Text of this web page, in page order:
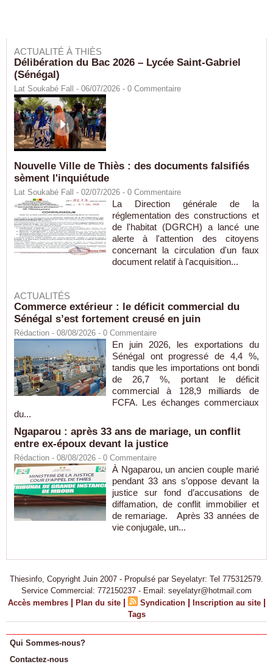
ACTUALITÉ À THIÈS
Délibération du Bac 2026 – Lycée Saint-Gabriel
(Sénégal)
Lat Soukabé Fall - 06/07/2026 - 0 Commentaire
Nouvelle Ville de Thiès : des documents falsifiés
sèment l'inquiétude
Lat Soukabé Fall - 02/07/2026 - 0 Commentaire
La Direction générale de la
réglementation des constructions et
de l'habitat (DGRCH) a lancé une
alerte à l'attention des citoyens
concernant la circulation d'un faux
document relatif à l'acquisition...
ACTUALITÉS
Commerce extérieur : le déficit commercial du
Sénégal s’est fortement creusé en juin
Rédaction - 08/08/2026 - 0 Commentaire
En juin 2026, les exportations du
Sénégal ont progressé de 4,4 %,
tandis que les importations ont bondi
de 26,7 %, portant le déficit
commercial à 128,9 milliards de
FCFA. Les échanges commerciaux
du...
Ngaparou : après 33 ans de mariage, un conflit
entre ex-époux devant la justice
Rédaction - 08/08/2026 - 0 Commentaire
À Ngaparou, un ancien couple marié
pendant 33 ans s’oppose devant la
justice sur fond d’accusations de
diffamation, de conflit immobilier et
de remariage. Après 33 années de
vie conjugale, un...
Thiesinfo, Copyright Juin 2007 - Propulsé par Seyelatyr: Tel 775312579.
Service Commercial: 772150237 - Email: seyelatyr@hotmail.com
Accès membres | Plan du site | Syndication | Inscription au site |
Tags
Qui Sommes-nous?
Contactez-nous